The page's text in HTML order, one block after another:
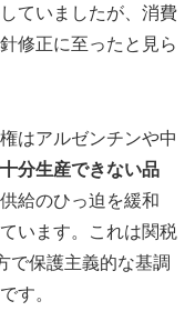
ていましたが、消費
修正に至ったと見ら
はアルゼンチンや中
分生産できない品
給のひっ迫を緩和
います。これは関税
で保護主義的な基調
す。